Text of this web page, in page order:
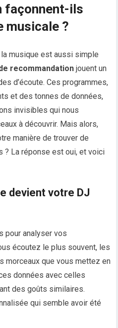
façonnent-ils
musicale ?
la musique est aussi simple
recommandation jouent un
d’écoute. Ces programmes,
et des tonnes de données,
invisibles qui nous
à découvrir. Mais alors,
manière de trouver de
La réponse est oui, et voici
devient votre DJ
pour analyser vos
écoutez le plus souvent, les
morceaux que vous mettez en
données avec celles
des goûts similaires.
qui semble avoir été